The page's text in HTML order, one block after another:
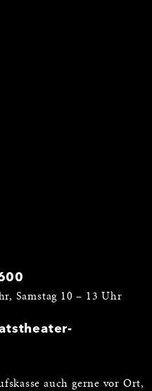
Samstag 10 – 13 Uhr
auch gerne vor Ort,